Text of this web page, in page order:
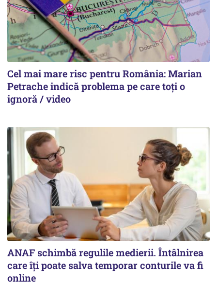
Cel mai mare risc pentru România: Marian
Petrache indică problema pe care toți o
ignoră / video
ANAF schimbă regulile medierii. Întâlnirea
care îți poate salva temporar conturile va fi
online